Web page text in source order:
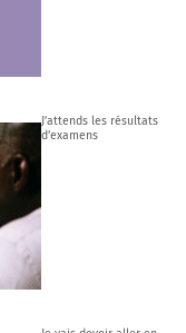
J’attends les résultats
d’examens